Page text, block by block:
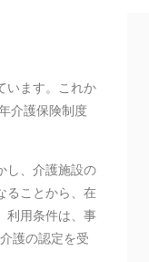
います。これか
介護保険制度
し、介護施設の
ることから、在
利用条件は、事
護の認定を受